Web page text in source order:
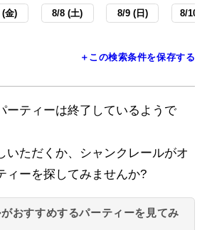
(金) 8/8 (土) 8/9 (日) 8/10 (
＋この検索条件を保存する
ーティーは終了しているようで
いただくか、シャンクレールがオ
ィーを探してみませんか?
おすすめするパーティーを見てみ